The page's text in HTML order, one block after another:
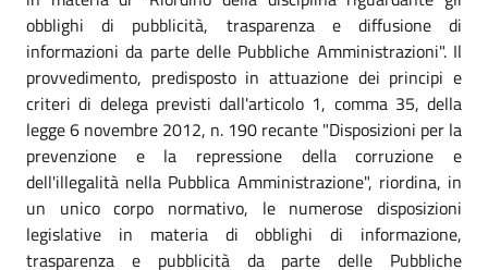
obblighi di pubblicità, trasparenza e diffusione di
informazioni da parte delle Pubbliche Amministrazioni". Il
provvedimento, predisposto in attuazione dei principi e
criteri di delega previsti dall'articolo 1, comma 35, della
legge 6 novembre 2012, n. 190 recante "Disposizioni per la
prevenzione e la repressione della corruzione e
dell'illegalità nella Pubblica Amministrazione", riordina, in
un unico corpo normativo, le numerose disposizioni
legislative in materia di obblighi di informazione,
trasparenza e pubblicità da parte delle Pubbliche